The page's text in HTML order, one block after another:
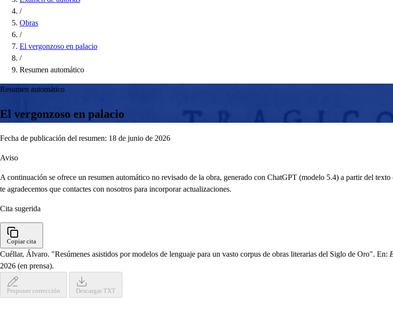
/
Obras
/
El vergonzoso en palacio
/
Resumen automático
Resumen automático
El vergonzoso en palacio
Fecha de publicación del resumen: 18 de junio de 2026
Aviso
A continuación se ofrece un resumen automático no revisado de la obra, generado con ChatGPT (modelo 5.4) a partir del
te agradecemos que contactes con nosotros para incorporar actualizaciones.
Cita sugerida
Copiar cita
Cuéllar, Álvaro. "Resúmenes asistidos por modelos de lenguaje para un vasto corpus de obras literarias del Siglo de Oro". En:
2026 (en prensa).
Proponer corrección Descargar TXT